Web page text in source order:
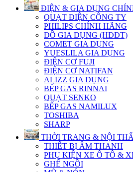
ĐIỆN & GIA DỤNG
QUẠT ĐIỆN CÔNG TY
PHILIPS CHÍNH HÃNG
ĐỒ GIA DỤNG (HĐĐT)
COMET GIA DỤNG
YUESLILA GIA DỤNG
ĐIỆN CƠ FUJI
ĐIỆN CƠ NATIFAN
ALIZZ GIA DỤNG
BẾP GAS RINNAI
QUẠT SENKO
BẾP GAS NAMILUX
TOSHIBA
SHARP
THỜI TRANG & NỘI
THIẾT BỊ ÂM THANH
PHỤ KIỆN XE Ô TÔ &
GHẾ NGỒI